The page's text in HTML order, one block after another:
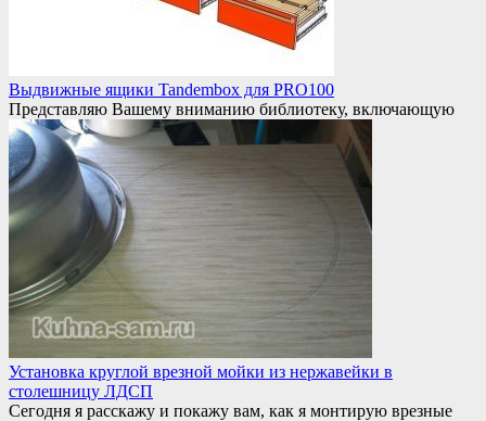
Выдвижные ящики Tandembox для PRO100
Представляю Вашему вниманию библиотеку, включающую
Установка круглой врезной мойки из нержавейки в
столешницу ЛДСП
Сегодня я расскажу и покажу вам, как я монтирую врезные